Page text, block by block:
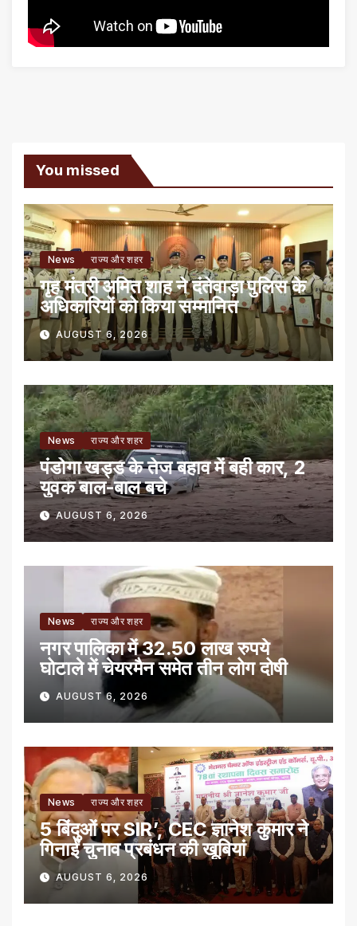
You missed
News राज्य और शहर
गृह मंत्री अमित शाह ने दंतेवाड़ा पुलिस के
अधिकारियों को किया सम्मानित
AUGUST 6, 2026
News राज्य और शहर
पंडोगा खड्ड के तेज बहाव में बही कार, 2
युवक बाल-बाल बचे
AUGUST 6, 2026
News राज्य और शहर
नगर पालिका में 32.50 लाख रुपये
घोटाले में चेयरमैन समेत तीन लोग दोषी
AUGUST 6, 2026
News राज्य और शहर
5 बिंदुओं पर SIR’, CEC ज्ञानेश कुमार ने
गिनाईं चुनाव प्रबंधन की खूबियां
AUGUST 6, 2026